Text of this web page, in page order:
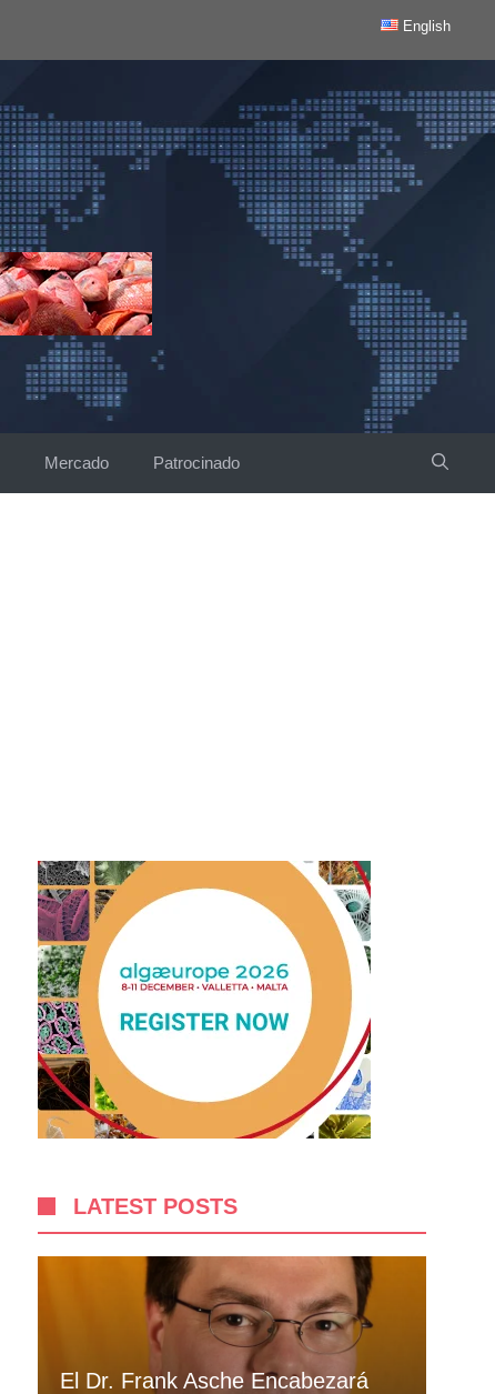
English
Mercado Patrocinado
LATEST POSTS
El Dr. Frank Asche Encabezará